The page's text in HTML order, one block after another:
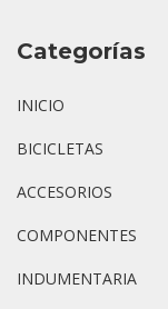
Categorías
INICIO
BICICLETAS
ACCESORIOS
COMPONENTES
INDUMENTARIA